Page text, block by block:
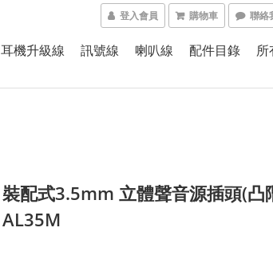
登入會員 購物車 聯絡
耳機升級線 訊號線 喇叭線 配件目錄 所
裝配式3.5mm 立體聲音源插頭(凸
AL35M